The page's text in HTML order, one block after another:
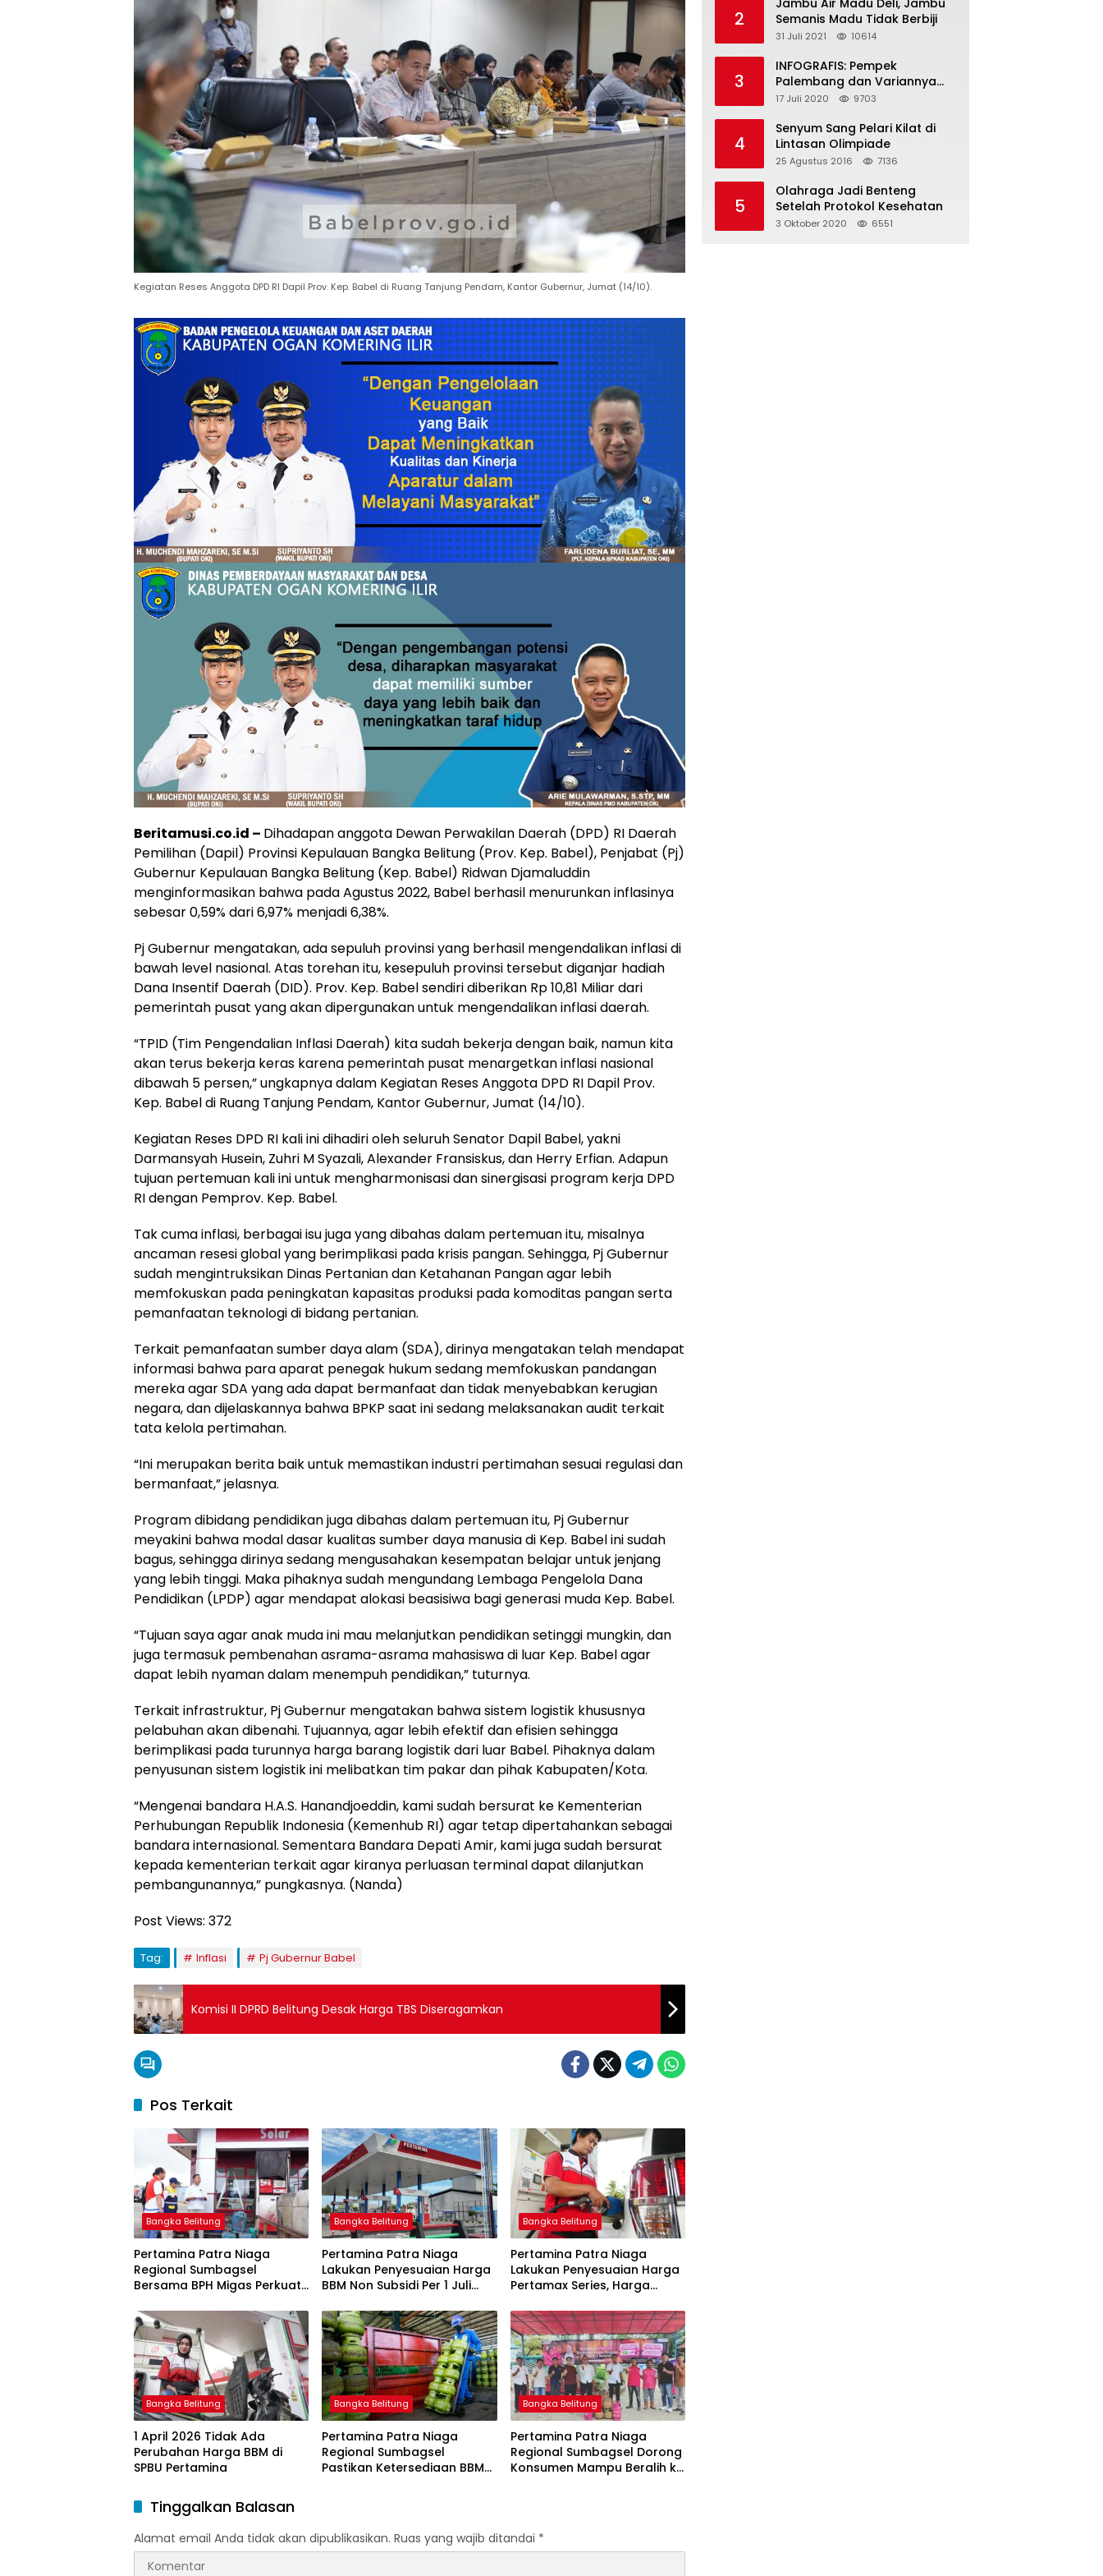
Kegiatan Reses Anggota DPD RI Dapil Prov. Kep. Babel di Ruang Tanjung Pendam, Kantor Gubernur, Jumat (14/10).
Beritamusi.co.id – Dihadapan anggota Dewan Perwakilan Daerah (DPD) RI Daerah
Pemilihan (Dapil) Provinsi Kepulauan Bangka Belitung (Prov. Kep. Babel), Penjabat (Pj)
Gubernur Kepulauan Bangka Belitung (Kep. Babel) Ridwan Djamaluddin
menginformasikan bahwa pada Agustus 2022, Babel berhasil menurunkan inflasinya
sebesar 0,59% dari 6,97% menjadi 6,38%.
Pj Gubernur mengatakan, ada sepuluh provinsi yang berhasil mengendalikan inflasi di
bawah level nasional. Atas torehan itu, kesepuluh provinsi tersebut diganjar hadiah
Dana Insentif Daerah (DID). Prov. Kep. Babel sendiri diberikan Rp 10,81 Miliar dari
pemerintah pusat yang akan dipergunakan untuk mengendalikan inflasi daerah.
“TPID (Tim Pengendalian Inflasi Daerah) kita sudah bekerja dengan baik, namun kita
akan terus bekerja keras karena pemerintah pusat menargetkan inflasi nasional
dibawah 5 persen,” ungkapnya dalam Kegiatan Reses Anggota DPD RI Dapil Prov.
Kep. Babel di Ruang Tanjung Pendam, Kantor Gubernur, Jumat (14/10).
Kegiatan Reses DPD RI kali ini dihadiri oleh seluruh Senator Dapil Babel, yakni
Darmansyah Husein, Zuhri M Syazali, Alexander Fransiskus, dan Herry Erfian. Adapun
tujuan pertemuan kali ini untuk mengharmonisasi dan sinergisasi program kerja DPD
RI dengan Pemprov. Kep. Babel.
Tak cuma inflasi, berbagai isu juga yang dibahas dalam pertemuan itu, misalnya
ancaman resesi global yang berimplikasi pada krisis pangan. Sehingga, Pj Gubernur
sudah mengintruksikan Dinas Pertanian dan Ketahanan Pangan agar lebih
memfokuskan pada peningkatan kapasitas produksi pada komoditas pangan serta
pemanfaatan teknologi di bidang pertanian.
Terkait pemanfaatan sumber daya alam (SDA), dirinya mengatakan telah mendapat
informasi bahwa para aparat penegak hukum sedang memfokuskan pandangan
mereka agar SDA yang ada dapat bermanfaat dan tidak menyebabkan kerugian
negara, dan dijelaskannya bahwa BPKP saat ini sedang melaksanakan audit terkait
tata kelola pertimahan.
“Ini merupakan berita baik untuk memastikan industri pertimahan sesuai regulasi dan
bermanfaat,” jelasnya.
Program dibidang pendidikan juga dibahas dalam pertemuan itu, Pj Gubernur
meyakini bahwa modal dasar kualitas sumber daya manusia di Kep. Babel ini sudah
bagus, sehingga dirinya sedang mengusahakan kesempatan belajar untuk jenjang
yang lebih tinggi. Maka pihaknya sudah mengundang Lembaga Pengelola Dana
Pendidikan (LPDP) agar mendapat alokasi beasisiwa bagi generasi muda Kep. Babel.
“Tujuan saya agar anak muda ini mau melanjutkan pendidikan setinggi mungkin, dan
juga termasuk pembenahan asrama-asrama mahasiswa di luar Kep. Babel agar
dapat lebih nyaman dalam menempuh pendidikan,” tuturnya.
Terkait infrastruktur, Pj Gubernur mengatakan bahwa sistem logistik khususnya
pelabuhan akan dibenahi. Tujuannya, agar lebih efektif dan efisien sehingga
berimplikasi pada turunnya harga barang logistik dari luar Babel. Pihaknya dalam
penyusunan sistem logistik ini melibatkan tim pakar dan pihak Kabupaten/Kota.
“Mengenai bandara H.A.S. Hanandjoeddin, kami sudah bersurat ke Kementerian
Perhubungan Republik Indonesia (Kemenhub RI) agar tetap dipertahankan sebagai
bandara internasional. Sementara Bandara Depati Amir, kami juga sudah bersurat
kepada kementerian terkait agar kiranya perluasan terminal dapat dilanjutkan
pembangunannya,” pungkasnya. (Nanda)
Post Views: 372
Tag: Inflasi Pj Gubernur Babel
Komisi II DPRD Belitung Desak Harga TBS Diseragamkan
Pos Terkait
Bangka Belitung
Pertamina Patra Niaga
Regional Sumbagsel
Bersama BPH Migas Perkuat
BBM Subsidi bagi Nelayan
melalui Aplikasi XSTAR
Bangka Belitung
Pertamina Patra Niaga
Lakukan Penyesuaian Harga
BBM Non Subsidi Per 1 Juli
Bangka Belitung
Pertamina Patra Niaga
Lakukan Penyesuaian Harga
Pertamax Series, Harga
Tetap
Bangka Belitung
1 April 2026 Tidak Ada
Perubahan Harga BBM di
SPBU Pertamina
Bangka Belitung
Pertamina Patra Niaga
Regional Sumbagsel
Pastikan Ketersediaan BBM
Bangka Belitung
Pertamina Patra Niaga
Regional Sumbagsel Dorong
Konsumen Mampu Beralih ke
Tinggalkan Balasan
Alamat email Anda tidak akan dipublikasikan. Ruas yang wajib ditandai *
2
Jambu Air Madu Deli, Jambu
Semanis Madu Tidak Berbiji
31 Juli 2021 10614
3
INFOGRAFIS: Pempek
Palembang dan Variannya
yang Melegenda
17 Juli 2020 9703
4
Senyum Sang Pelari Kilat di
Lintasan Olimpiade
25 Agustus 2016 7136
5
Olahraga Jadi Benteng
Setelah Protokol Kesehatan
3 Oktober 2020 6551